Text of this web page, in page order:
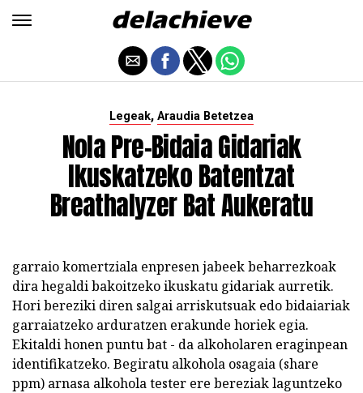
Legeak, Araudia Betetzea
Nola Pre-Bidaia Gidariak
Ikuskatzeko Batentzat
Breathalyzer Bat Aukeratu
garraio komertziala enpresen jabeek beharrezkoak
dira hegaldi bakoitzeko ikuskatu gidariak aurretik.
Hori bereziki diren salgai arriskutsuak edo bidaiariak
garraiatzeko arduratzen erakunde horiek egia.
Ekitaldi honen puntu bat - da alkoholaren eraginpean
identifikatzeko. Begiratu alkohola osagaia (share
ppm) arnasa alkohola tester ere bereziak laguntzeko